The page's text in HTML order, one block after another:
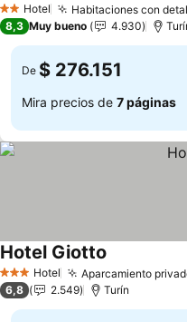
2 Estrellas
Hotel Habitaciones con
8,3 Muy bueno 4.930
De $ 276.151
Mira precios de 7 páginas
3 Estrellas
Hotel Aparcamiento
Hotel Giotto
6,8 2.549 Turín